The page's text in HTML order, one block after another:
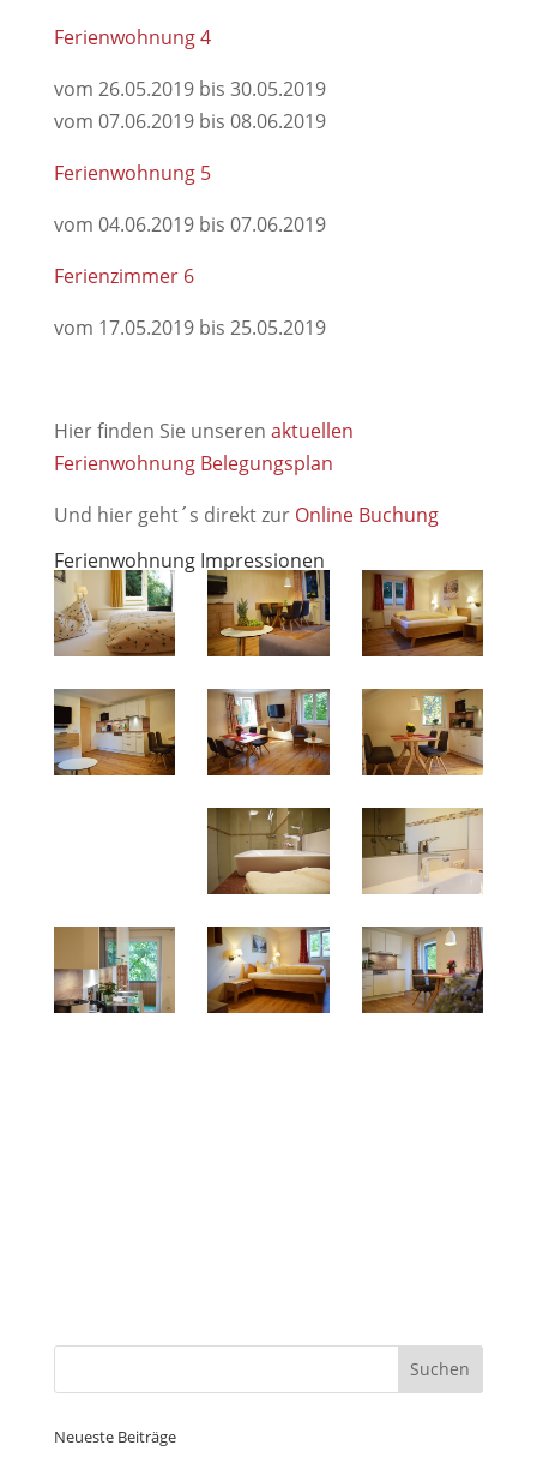
Ferienwohnung 4
vom 26.05.2019 bis 30.05.2019
vom 07.06.2019 bis 08.06.2019
Ferienwohnung 5
vom 04.06.2019 bis 07.06.2019
Ferienzimmer 6
vom 17.05.2019 bis 25.05.2019
Hier finden Sie unseren aktuellen
Ferienwohnung Belegungsplan
Und hier geht´s direkt zur Online Buchung
Ferienwohnung Impressionen
Neueste Beiträge